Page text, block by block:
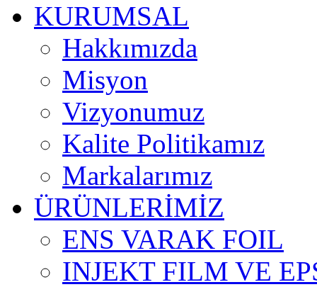
KURUMSAL
Hakkımızda
Misyon
Vizyonumuz
Kalite Politikamız
Markalarımız
ÜRÜNLERİMİZ
ENS VARAK FOIL
INJEKT FILM VE